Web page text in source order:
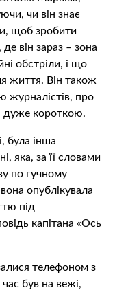
чи він знає
щоб зробити
він зараз – зона
обстріли, і що
життя. Він також
журналістів, про
дуже короткою.
була інша
яка, за її словами
по гучному
опублікувала
під
капітана «Ось
телефоном з
був на вежі,